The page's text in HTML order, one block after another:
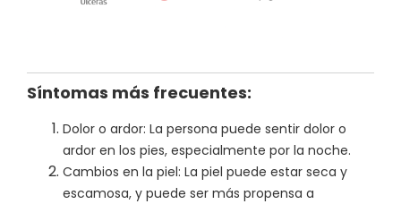
Síntomas más frecuentes:
Dolor o ardor: La persona puede sentir dolor o
ardor en los pies, especialmente por la noche.
Cambios en la piel: La piel puede estar seca y
escamosa, y puede ser más propensa a